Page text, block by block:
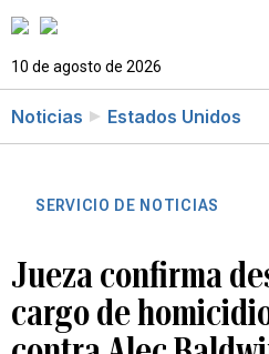
10 de agosto de 2026
Noticias Estados Unidos
SERVICIO DE NOTICIAS
Jueza confirma
cargo de